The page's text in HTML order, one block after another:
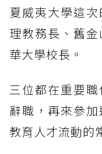
夏威夷大學這
理教務長、舊
華大學校長。
三位都在重要
辭職，再來參
教育人才流動的